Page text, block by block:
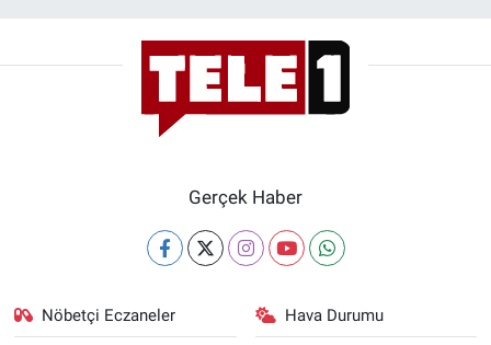
Gerçek Haber
Nöbetçi Eczaneler Hava Durumu